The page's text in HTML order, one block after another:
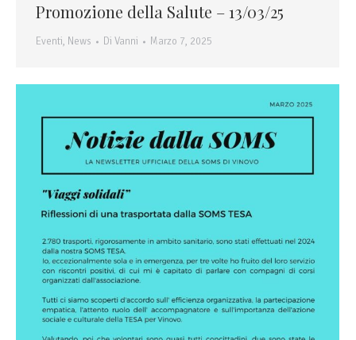
Promozione della Salute – 13/03/25
Eventi, News Di Vanni Marzo 7, 2025